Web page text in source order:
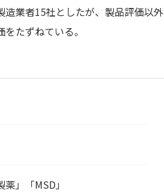
業者15社としたが、製品評価以外
たずねている。
」「MSD」